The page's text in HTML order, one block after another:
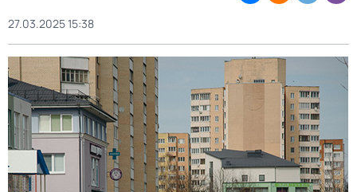
27.03.2025 15:38